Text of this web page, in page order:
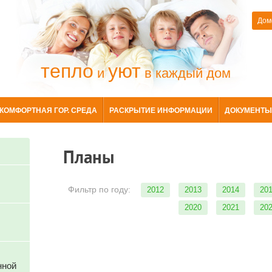
тепло иуютв каждый дом
КОМФОРТНАЯ ГОР. СРЕДА РАСКРЫТИЕ ИНФОРМАЦИИ ДОКУМЕНТЫ
Планы
Фильтр по году: 2012 2013 2014
2020
2021